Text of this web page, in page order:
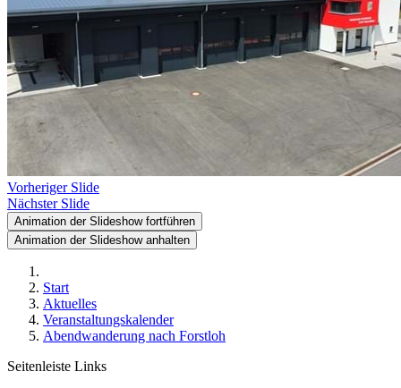
Vorheriger Slide
Nächster Slide
Animation der Slideshow fortführen
Animation der Slideshow anhalten
Start
Aktuelles
Veranstaltungskalender
Abendwanderung nach Forstloh
Seitenleiste Links